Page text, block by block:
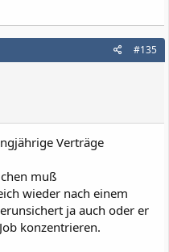
#135
Verträge
muß
wieder nach einem
ja auch oder er
konzentrieren.